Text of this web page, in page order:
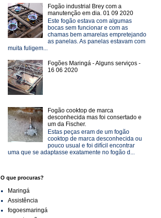
Fogão industrial Brey com a
manutenção em dia. 01 09 2020
Este fogão estava com algumas
bocas sem funcionar e com as
chamas bem amarelas empretejando
as panelas. As panelas estavam com
muita fuligem...
Fogões Maringá - Alguns serviços -
16 06 2020
Fogão cooktop de marca
desconhecida mas foi consertado e
um da Fischer.
Estas peças eram de um fogão
cooktop de marca desconhecida ou
pouco usual e foi difícil encontrar
uma que se adaptasse exatamente no fogão d...
O que procuras?
Maringá
Assistência
fogoesmaringá